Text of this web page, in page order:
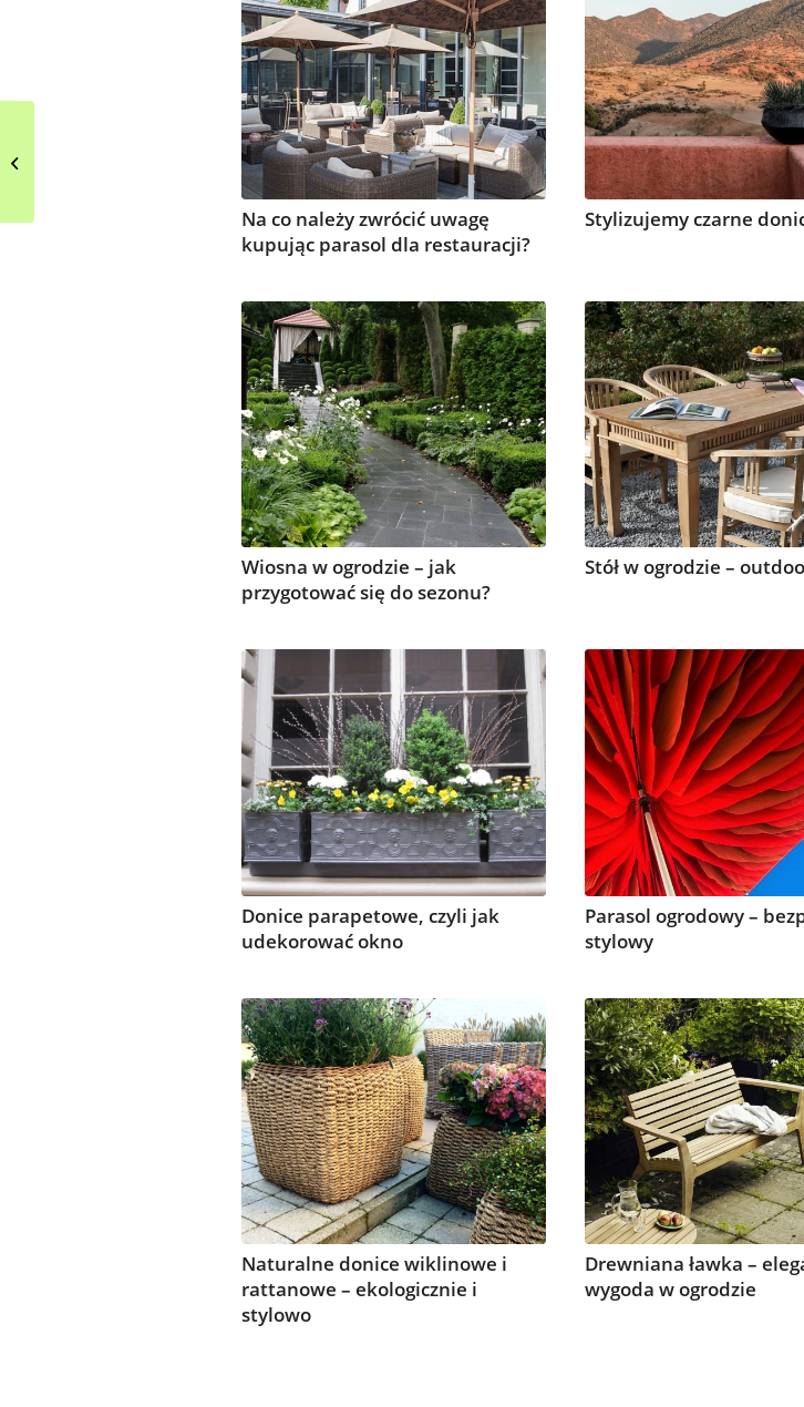
Na co należy zwrócić uwagę
kupując parasol dla restauracji?
Stylizujemy czarne
Wiosna w ogrodzie – jak
przygotować się do sezonu?
Stół w ogrodzie –
Donice parapetowe, czyli jak
udekorować okno
Parasol ogrodowy –
stylowy
Naturalne donice wiklinowe i
rattanowe – ekologicznie i
stylowo
Drewniana ławka –
wygoda w ogrodzie